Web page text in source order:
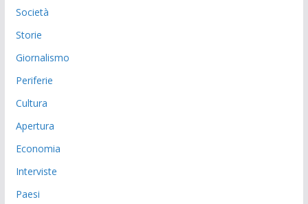
Società
Storie
Giornalismo
Periferie
Cultura
Apertura
Economia
Interviste
Paesi